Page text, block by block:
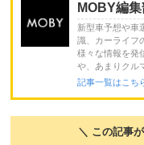
MOBY編
新型車予想や車
識、カーライフ
様々な情報を発
や、あまりクル
記事一覧はこち
＼ この記事